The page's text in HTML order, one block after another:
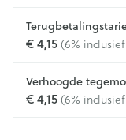
€ 4,15(6%
Verhoogde
€ 4,15(6%